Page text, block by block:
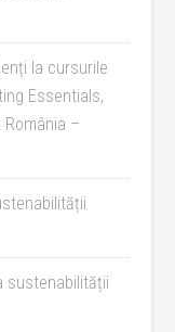
la cursurile
Essentials,
–
sustenabilității